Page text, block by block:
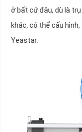
ở bất cứ đâu, dù là
khác, có thể cấu
Yeastar.